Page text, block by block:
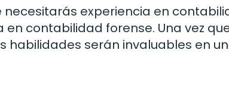
experiencia en
contabilidad forense. Una vez
serán invaluables en